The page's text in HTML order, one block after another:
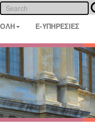
E-ΥΠΗΡΕΣΙΕΣ